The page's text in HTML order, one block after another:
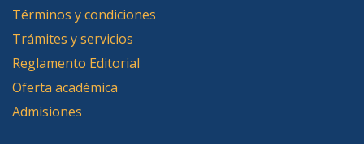
Términos y condiciones
Trámites y servicios
Reglamento Editorial
Oferta académica
Admisiones